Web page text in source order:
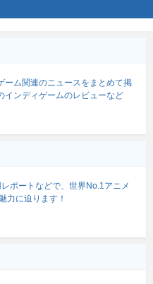
ーム関連のニュースをまとめて掲
インディゲームのレビューなど
ポートなどで、世界No.1アニメ
力に迫ります！